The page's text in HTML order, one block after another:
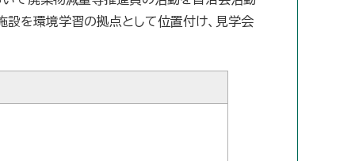
設を環境学習の拠点として位置付け、見学会